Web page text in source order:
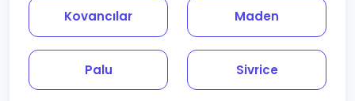
Kovancılar Maden
Palu Sivrice